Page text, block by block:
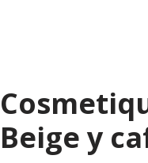
Beige y